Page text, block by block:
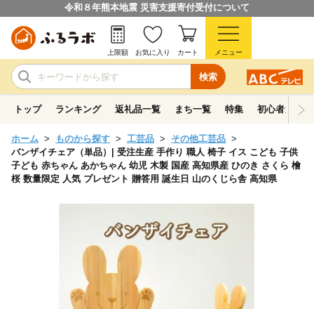
令和８年熊本地震 災害支援寄付受付について
検索
上限額 お気に入り カート メニュー
トップ ランキング 返礼品一覧 まち一覧 特集 初心者ガイド
ホーム ものから探す 工芸品
その他工芸品
バンザイチェア（単品）| 受注生産 手作り 職人 椅子 イス こども 子供
子ども 赤ちゃん あかちゃん 幼児 木製 国産 高知県産 ひのき さくら 檜
桜 数量限定 人気 プレゼント 贈答用 誕生日 山のくじら舎 高知県